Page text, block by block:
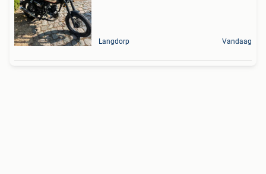
Langdorp Vandaag